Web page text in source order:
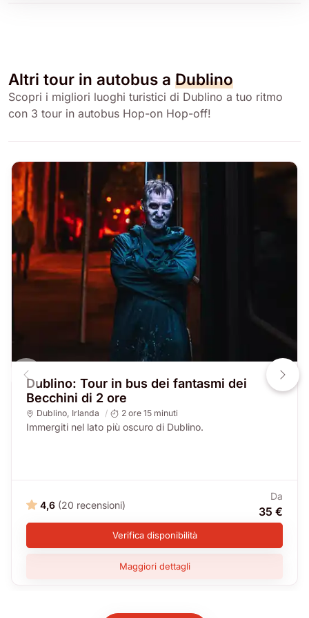
Altri tour in autobus a Dublino
Scopri i migliori luoghi turistici di Dublino a tuo ritmo
con 3 tour in autobus Hop-on Hop-off!
Dublino: Tour in bus dei fantasmi dei
Becchini di 2 ore
Dublino, Irlanda 2 ore 15 minuti
Immergiti nel lato più oscuro di Dublino.
4,6 (20 recensioni)
Da
35 €
Verifica disponibilità
Maggiori dettagli